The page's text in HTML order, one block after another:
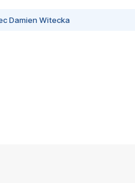
Damien Witecka